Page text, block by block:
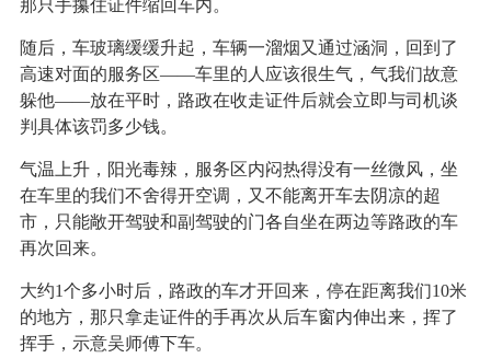
那只手攥住证件缩回车内。
随后，车玻璃缓缓升起，车辆一溜烟又通过涵洞，回到了
高速对面的服务区——车里的人应该很生气，气我们故意
躲他——放在平时，路政在收走证件后就会立即与司机谈
判具体该罚多少钱。
气温上升，阳光毒辣，服务区内闷热得没有一丝微风，坐
在车里的我们不舍得开空调，又不能离开车去阴凉的超
市，只能敞开驾驶和副驾驶的门各自坐在两边等路政的车
再次回来。
大约1个多小时后，路政的车才开回来，停在距离我们10米
的地方，那只拿走证件的手再次从后车窗内伸出来，挥了
挥手，示意吴师傅下车。